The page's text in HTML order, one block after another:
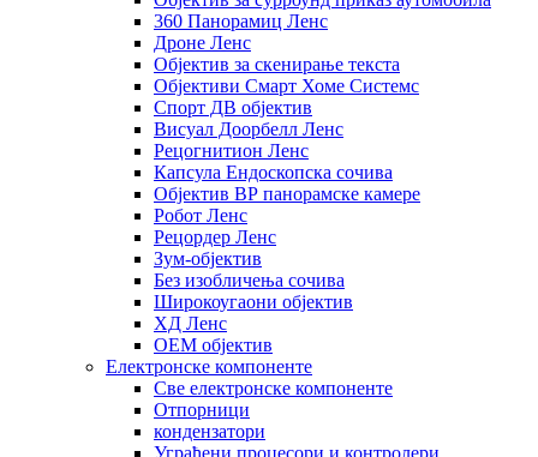
360 Панорамиц Ленс
Дроне Ленс
Објектив за скенирање текста
Објективи Смарт Хоме Системс
Спорт ДВ објектив
Висуал Доорбелл Ленс
Рецогнитион Ленс
Капсула Ендоскопска сочива
Објектив ВР панорамске камере
Робот Ленс
Рецордер Ленс
Зум-објектив
Без изобличења сочива
Широкоугаони објектив
ХД Ленс
ОЕМ објектив
Електронске компоненте
Све електронске компоненте
Отпорници
кондензатори
Уграђени процесори и контролери